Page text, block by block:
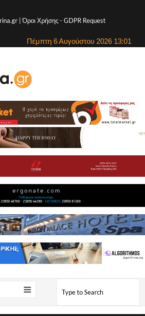
|Όροι Χρήσης- GDPR Request
Πέμπτη 6 Αυγούστου 2026 13:01